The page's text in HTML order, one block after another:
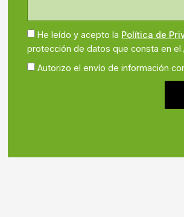
He leído y acepto la Política de
protección de datos que consta en el
Autorizo el envío de información